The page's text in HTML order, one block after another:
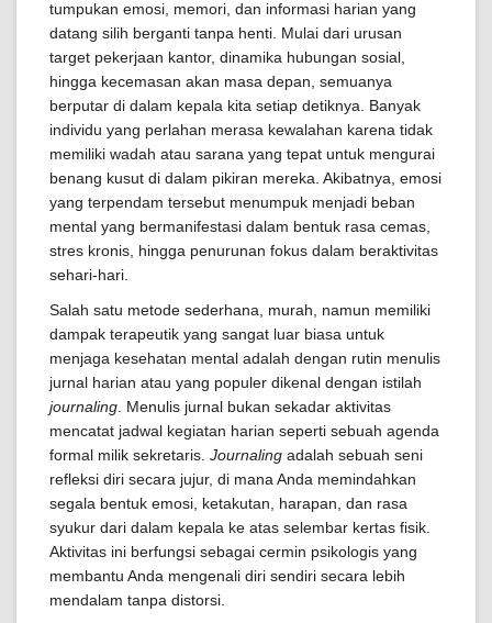
tumpukan emosi, memori, dan informasi harian yang
datang silih berganti tanpa henti. Mulai dari urusan
target pekerjaan kantor, dinamika hubungan sosial,
hingga kecemasan akan masa depan, semuanya
berputar di dalam kepala kita setiap detiknya. Banyak
individu yang perlahan merasa kewalahan karena tidak
memiliki wadah atau sarana yang tepat untuk mengurai
benang kusut di dalam pikiran mereka. Akibatnya, emosi
yang terpendam tersebut menumpuk menjadi beban
mental yang bermanifestasi dalam bentuk rasa cemas,
stres kronis, hingga penurunan fokus dalam beraktivitas
sehari-hari.
Salah satu metode sederhana, murah, namun memiliki
dampak terapeutik yang sangat luar biasa untuk
menjaga kesehatan mental adalah dengan rutin menulis
jurnal harian atau yang populer dikenal dengan istilah
journaling . Menulis jurnal bukan sekadar aktivitas
mencatat jadwal kegiatan harian seperti sebuah agenda
formal milik sekretaris. Journaling adalah sebuah seni
refleksi diri secara jujur, di mana Anda memindahkan
segala bentuk emosi, ketakutan, harapan, dan rasa
syukur dari dalam kepala ke atas selembar kertas fisik.
Aktivitas ini berfungsi sebagai cermin psikologis yang
membantu Anda mengenali diri sendiri secara lebih
mendalam tanpa distorsi.